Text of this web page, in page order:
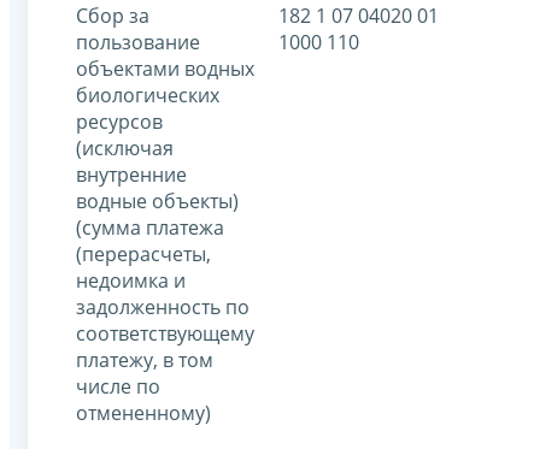
Сбор за
пользование
объектами водных
биологических
ресурсов
(исключая
внутренние
водные объекты)
(сумма платежа
(перерасчеты,
недоимка и
задолженность по
соответствующему
платежу, в том
числе по
отмененному)
182 1 07 04020 01
1000 110